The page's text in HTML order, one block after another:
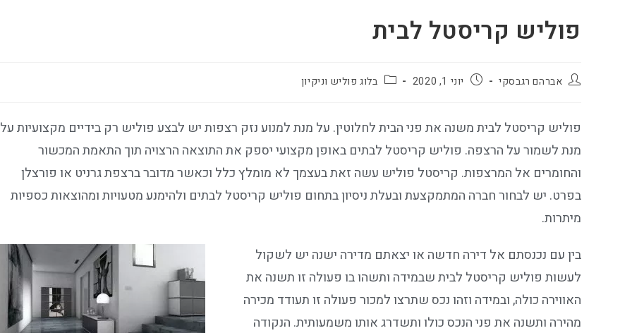
פוליש קריסטל לבית
אברהם רגבסקי יוני 1, 2020 בלוג פוליש וניקיון
פוליש קריסטל לבית משנה את פני הבית לחלוטין. על מנת למנוע נזק רצפות יש לבצע פוליש רק בידיים מקצועיות על
מנת לשמור על הרצפה. פוליש קריסטל לבתים באופן מקצועי יספק את התוצאה הרצויה תוך התאמת המכשור
והחומרים אל המרצפות. קריסטל פוליש עשה זאת בעצמך לא מומלץ כלל וכאשר מדובר ברצפת גרניט או פורצלן
בפרט. יש לבחור חברה המתמקצעת ובעלת ניסיון בתחום פוליש קריסטל לבתים ולהימנע מטעויות ומהוצאות כספיות
מיתרות.
בין עם נכנסתם אל דירה חדשה או יצאתם מדירה ישנה יש לשקול
לעשות פוליש קריסטל לבית שבמידה ותשהו בו פעולה זו תשנה את
האווירה כולה, ובמידה וזהו נכס שתרצו למכור פעולה זו תעודד מכירה
מהירה ותשנה את פני הנכס כולו ותשדרג אותו משמעותית. הנקודה